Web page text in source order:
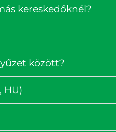
kereskedőknél?
között?
HU)